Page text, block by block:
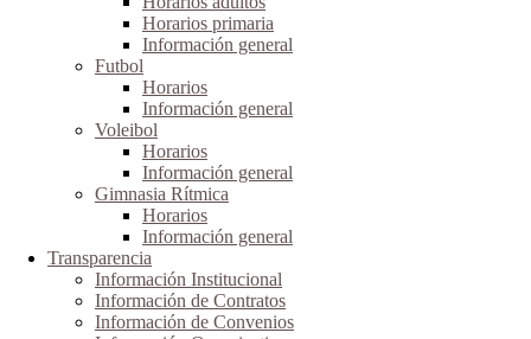
Horarios primaria
Información general
Futbol
Horarios
Información general
Voleibol
Horarios
Información general
Gimnasia Rítmica
Horarios
Información general
Transparencia
Información Institucional
Información de Contratos
Información de Convenios